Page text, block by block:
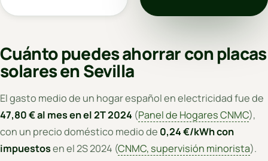
Cuánto puedes ahorrar con placas
solares en Sevilla
El gasto medio de un hogar español en electricidad fue de
47,80 € al mes en el 2T 2024 (Panel de Hogares CNMC),
con un precio doméstico medio de 0,24 €/kWh con
impuestosen el 2S 2024 (CNMC, supervisión minorista).